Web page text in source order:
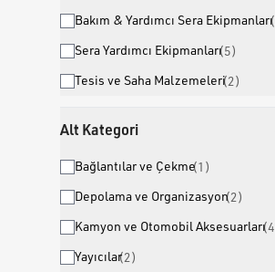
Bakım & Yardımcı Sera Ekipmanları(
Sera Yardımcı Ekipmanları(5)
Tesis ve Saha Malzemeleri(2)
Alt Kategori
Bağlantılar ve Çekme(1 )
Depolama ve Organizasyon(2)
Kamyon ve Otomobil Aksesuarları(4
Yayıcılar(2)